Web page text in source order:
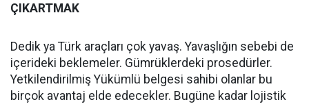
ÇIKARTMAK
Dedik ya Türk araçları çok yavaş. Yavaşlığın sebebi de
içerideki beklemeler. Gümrüklerdeki prosedürler.
Yetkilendirilmiş Yükümlü belgesi sahibi olanlar bu
birçok avantaj elde edecekler. Bugüne kadar lojistik